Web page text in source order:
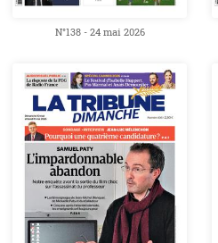
N°138 - 24 mai 2026